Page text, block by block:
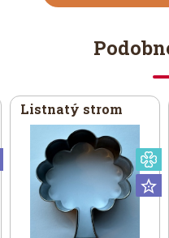
Listnatý strom
Universální